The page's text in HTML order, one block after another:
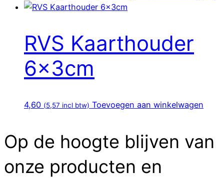
RVS Kaarthouder
6x3cm
4,60 (5,57 incl btw) Toevoegen aan winkelwagen
Op de hoogte blijven van
onze producten en